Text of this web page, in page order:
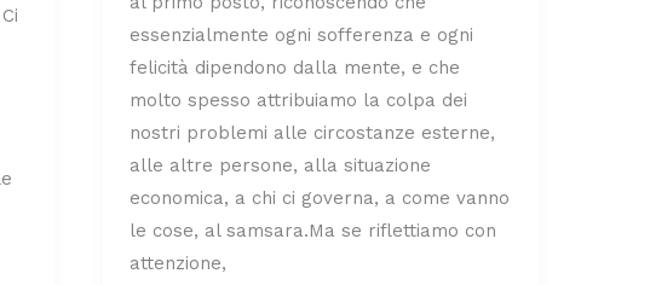
essenzialmente ogni sofferenza e ogni
felicità dipendono dalla mente, e che
molto spesso attribuiamo la colpa dei
nostri problemi alle circostanze esterne,
alle altre persone, alla situazione
economica, a chi ci governa, a come vanno
le cose, al samsara.Ma se riflettiamo con
attenzione,